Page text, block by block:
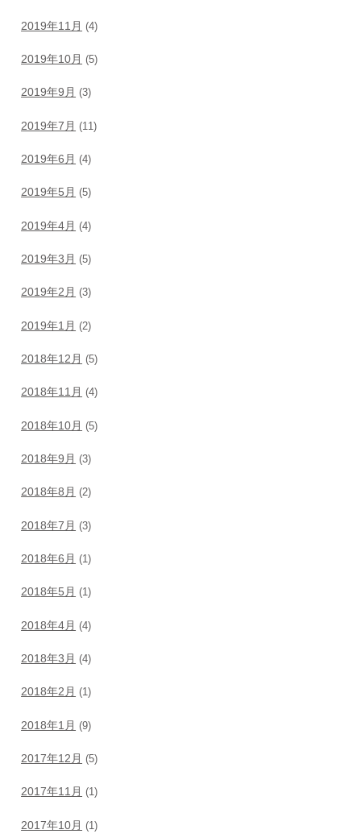
2019年11月 (4)
2019年10月 (5)
2019年9月 (3)
2019年7月 (11)
2019年6月 (4)
2019年5月 (5)
2019年4月 (4)
2019年3月 (5)
2019年2月 (3)
2019年1月 (2)
2018年12月 (5)
2018年11月 (4)
2018年10月 (5)
2018年9月 (3)
2018年8月 (2)
2018年7月 (3)
2018年6月 (1)
2018年5月 (1)
2018年4月 (4)
2018年3月 (4)
2018年2月 (1)
2018年1月 (9)
2017年12月 (5)
2017年11月 (1)
2017年10月 (1)